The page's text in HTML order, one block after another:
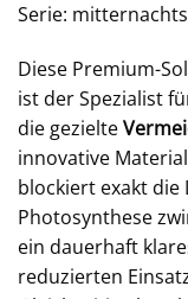
Serie:
Diese Premium-
ist der Spezialist
die gezielte
innovative
blockiert exakt die
Photosynthese
ein dauerhaft
reduzierten